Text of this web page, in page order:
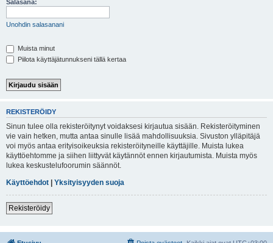
Salasana:
Unohdin salasanani
Muista minut
Piilota käyttäjätunnukseni tällä kertaa
REKISTERÖIDY
Sinun tulee olla rekisteröitynyt voidaksesi kirjautua sisään. Rekisteröityminen
vie vain hetken, mutta antaa sinulle lisää mahdollisuuksia. Sivuston ylläpitäjä
voi myös antaa erityisoikeuksia rekisteröityneille käyttäjille. Muista lukea
käyttöehtomme ja siihen liittyvät käytännöt ennen kirjautumista. Muista myös
lukea keskustelufoorumin säännöt.
Käyttöehdot | Yksityisyyden suoja
Rekisteröidy